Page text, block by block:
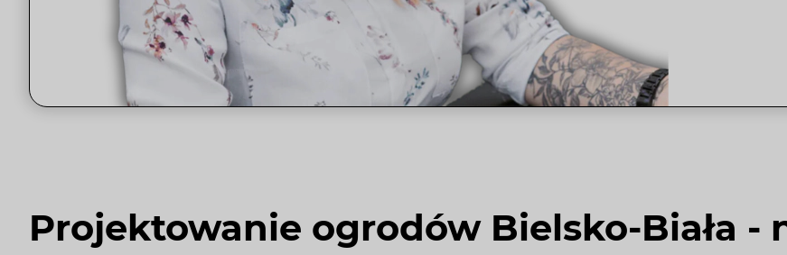
Projektowanie ogrodów Bielsko-Biała -